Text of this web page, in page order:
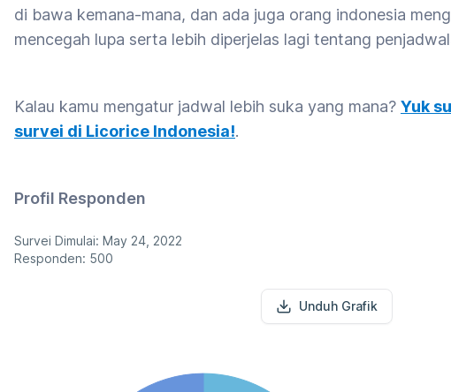
di bawa kemana-mana, dan ada juga orang indonesia
mencegah lupa serta lebih diperjelas lagi tentang
Kalau kamu mengatur jadwal lebih suka yang mana? Yuk
survei di Licorice Indonesia!.
Profil Responden
Survei Dimulai: May 24, 2022
Responden: 500
Unduh Grafik